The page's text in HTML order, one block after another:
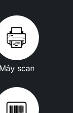
Máy scan